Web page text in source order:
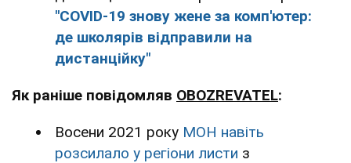
"COVID-19 знову жене за комп'ютер:
де школярів відправили на
дистанційку"
Як раніше повідомляв OBOZREVATEL:
Восени 2021 року МОН навіть
розсилало у регіони листи з